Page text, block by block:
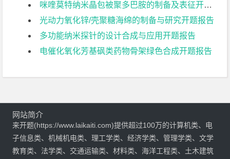
咪喹莫特纳米晶包被聚多巴胺的制备及表征开题报告
光动力氧化锌/壳聚糖海绵的制备与研究开题报告
多功能纳米探针的设计合成与应用开题报告
电催化氧化芳基砜类药物骨架绿色合成开题报告
网站简介
来开题(https://www.laikaiti.com)提供超过100万的计算机类、电
子信息类、机械机电类、理工学类、经济学类、管理学类、文学
教育类、法学类、交通运输类、材料类、海洋工程类、土木建筑